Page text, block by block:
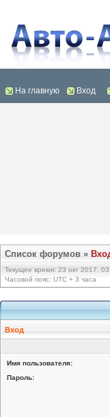
На главную Вход
Список форумов »
Текущее время: 23 окт 2017,
Часовой пояс: UTC + 3 часа
Вход
Имя пользователя:
Пароль: